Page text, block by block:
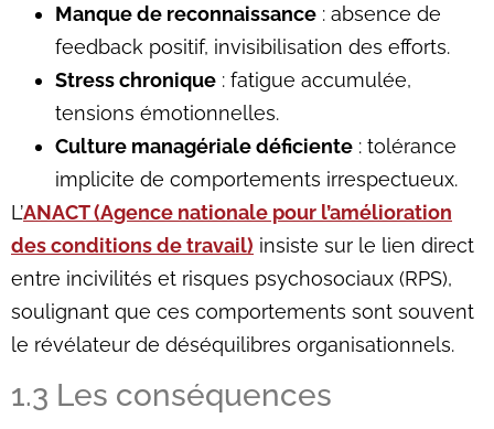
Manque de reconnaissance : absence de
feedback positif, invisibilisation des efforts.
Stress chronique : fatigue accumulée,
tensions émotionnelles.
Culture managériale déficiente : tolérance
implicite de comportements irrespectueux.
L’ANACT (Agence nationale pour l’amélioration
des conditions de travail) insiste sur le lien direct
entre incivilités et risques psychosociaux (RPS),
soulignant que ces comportements sont souvent
le révélateur de déséquilibres organisationnels.
1.3 Les conséquences